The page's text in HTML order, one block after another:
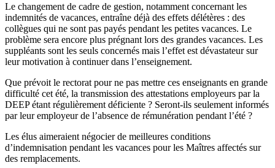
Le changement de cadre de gestion, notamment concernant les
indemnités de vacances, entraîne déjà des effets délétères : des
collègues qui ne sont pas payés pendant les petites vacances. Le
problème sera encore plus prégnant lors des grandes vacances. Les
suppléants sont les seuls concernés mais l’effet est dévastateur sur
leur motivation à continuer dans l’enseignement.
Que prévoit le rectorat pour ne pas mettre ces enseignants en grande
difficulté cet été, la transmission des attestations employeurs par la
DEEP étant régulièrement déficiente ? Seront-ils seulement informés
par leur employeur de l’absence de rémunération pendant l’été ?
Les élus aimeraient négocier de meilleures conditions
d’indemnisation pendant les vacances pour les Maîtres affectés sur
des remplacements.